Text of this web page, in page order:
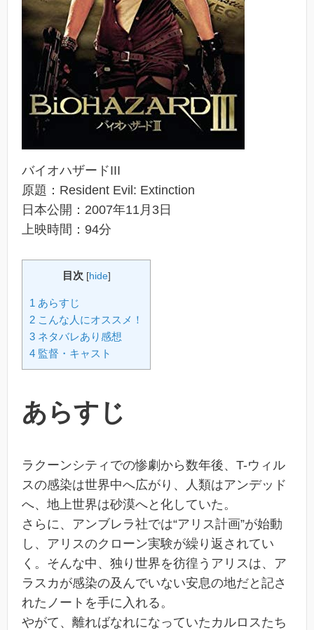
バイオハザードIII
原題：Resident Evil: Extinction
日本公開：2007年11月3日
上映時間：94分
目次 [hide]
1 あらすじ
2 こんな人にオススメ！
3 ネタバレあり感想
4 監督・キャスト
あらすじ
ラクーンシティでの惨劇から数年後、T-ウィル
スの感染は世界中へ広がり、人類はアンデッド
へ、地上世界は砂漠へと化していた。
さらに、アンブレラ社では“アリス計画”が始動
し、アリスのクローン実験が繰り返されてい
く。そんな中、独り世界を彷徨うアリスは、ア
ラスカが感染の及んでいない安息の地だと記さ
れたノートを手に入れる。
やがて、離ればなれになっていたカルロスたち